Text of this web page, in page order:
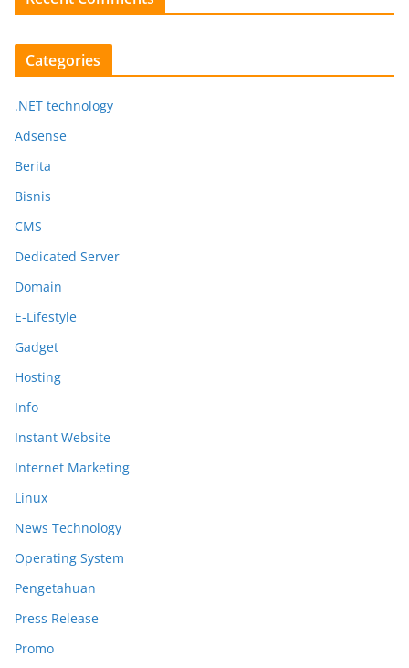
Categories
.NET technology
Adsense
Berita
Bisnis
CMS
Dedicated Server
Domain
E-Lifestyle
Gadget
Hosting
Info
Instant Website
Internet Marketing
Linux
News Technology
Operating System
Pengetahuan
Press Release
Promo